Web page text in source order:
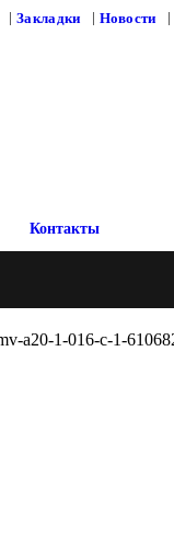
Закладки Новости
Контакты